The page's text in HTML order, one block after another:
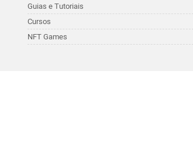
Guias e Tutoriais
Cursos
NFT Games